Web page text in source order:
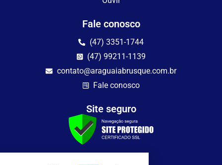
Fale conosco
(47) 3351-1744
(47) 99211-1139
contato@araguaiabrusque.com.br
Fale conosco
Site seguro